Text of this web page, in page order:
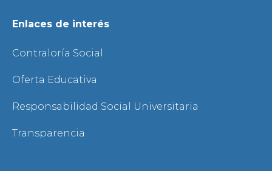
Enlaces de interés
Contraloría Social
Oferta Educativa
Responsabilidad Social Universitaria
Transparencia